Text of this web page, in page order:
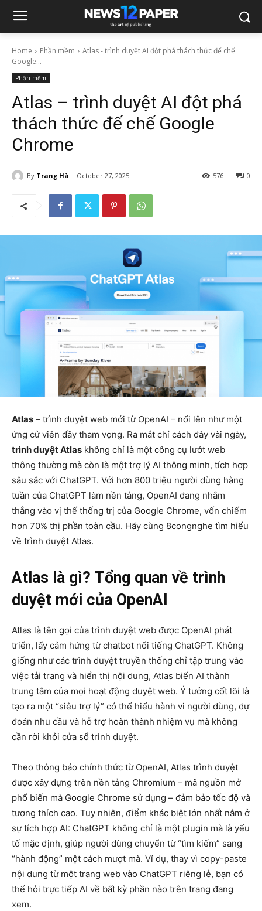
Home Phần mềm
Atlas - trình duyệt AI đột phá thách thức đế chế
Google...
Phần mềm
Atlas – trình duyệt AI đột phá
thách thức đế chế Google
Chrome
By Trang Hà October 27, 2025 0
576
Atlas – trình duyệt web mới từ OpenAI – nổi lên như một
ứng cử viên đầy tham vọng. Ra mắt chỉ cách đây vài ngày,
trình duyệt Atlas không chỉ là một công cụ lướt web
thông thường mà còn là một trợ lý AI thông minh, tích hợp
sâu sắc với ChatGPT. Với hơn 800 triệu người dùng hàng
tuần của ChatGPT làm nền tảng, OpenAI đang nhắm
thẳng vào vị thế thống trị của Google Chrome, vốn chiếm
hơn 70% thị phần toàn cầu. Hãy cùng 8congnghe tìm hiểu
về trình duyệt Atlas.
Atlas là gì? Tổng quan về trình
duyệt mới của OpenAI
Atlas là tên gọi của trình duyệt web được OpenAI phát
triển, lấy cảm hứng từ chatbot nổi tiếng ChatGPT. Không
giống như các trình duyệt truyền thống chỉ tập trung vào
việc tải trang và hiển thị nội dung, Atlas biến AI thành
trung tâm của mọi hoạt động duyệt web. Ý tưởng cốt lõi là
tạo ra một “siêu trợ lý” có thể hiểu hành vi người dùng, dự
đoán nhu cầu và hỗ trợ hoàn thành nhiệm vụ mà không
cần rời khỏi cửa sổ trình duyệt.
Theo thông báo chính thức từ OpenAI, Atlas trình duyệt
được xây dựng trên nền tảng Chromium – mã nguồn mở
phổ biến mà Google Chrome sử dụng – đảm bảo tốc độ và
tương thích cao. Tuy nhiên, điểm khác biệt lớn nhất nằm ở
sự tích hợp AI: ChatGPT không chỉ là một plugin mà là yếu
tố mặc định, giúp người dùng chuyển từ “tìm kiếm” sang
“hành động” một cách mượt mà. Ví dụ, thay vì copy-paste
nội dung từ một trang web vào ChatGPT riêng lẻ, bạn có
thể hỏi trực tiếp AI về bất kỳ phần nào trên trang đang
xem.